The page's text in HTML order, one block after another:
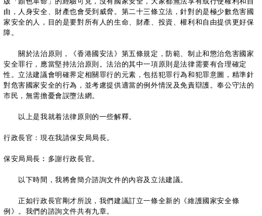
由，人身安全、財產也會受到威脅。第二十三條立法，針對的是極少數危害國
家安全的人，目的是要對所有人的生命、財產、投資、權利和自由提供更好保
障。
關於法治原則，《香港國安法》第五條規定，防範、制止和懲治危害國家
安全罪行，應當堅持法治原則。法治的其中一項原則是法律需要有合理確定
性。立法建議會明確界定相關罪行的元素，包括犯罪行為和犯罪意圖，精準針
對危害國家安全的行為，並考慮提供適當的例外情況及免責辯護。奉公守法的
市民，無需擔憂會誤墮法網。
以上是我就着法律原則的一些解釋。
行政長官：現在我請保安局局長。
保安局局長︰多謝行政長官。
以下時間，我將會簡介諮詢文件的內容及立法建議。
正如行政長官剛才所說，我們建議訂立一條全新的《維護國家安全條
例》。我們的諮詢文件共有九章。